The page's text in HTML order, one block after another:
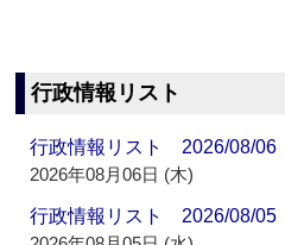
行政情報リスト
行政情報リスト 2026/08/06
2026年08月06日 (木)
行政情報リスト 2026/08/05